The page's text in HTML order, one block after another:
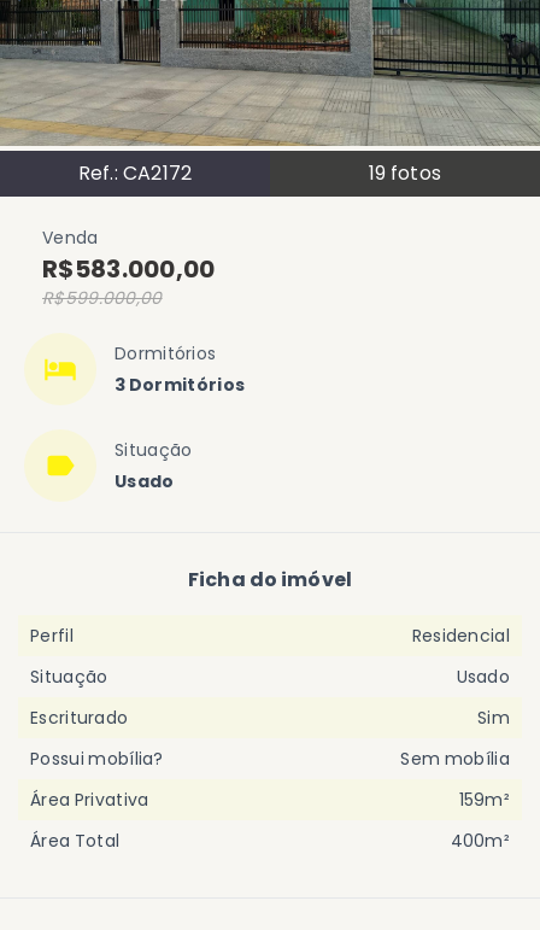
Ref.: CA2172 19 fotos
Venda
R$583.000,00
R$599.000,00
Dormitórios
3 Dormitórios
Situação
Usado
Ficha do imóvel
Perfil
Residencial
Situação
Usado
Escriturado
Sim
Possui mobília?
Sem mobília
Área Privativa
159m²
Área Total
400m²